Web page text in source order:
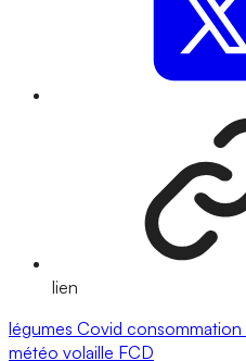
lien
légumes Covid consommation
météo volaille FCD